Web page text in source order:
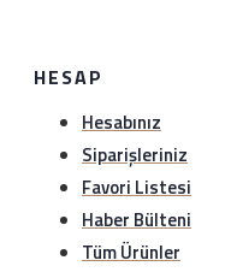
HESAP
Hesabınız
Siparişleriniz
Favori Listesi
Haber Bülteni
Tüm Ürünler